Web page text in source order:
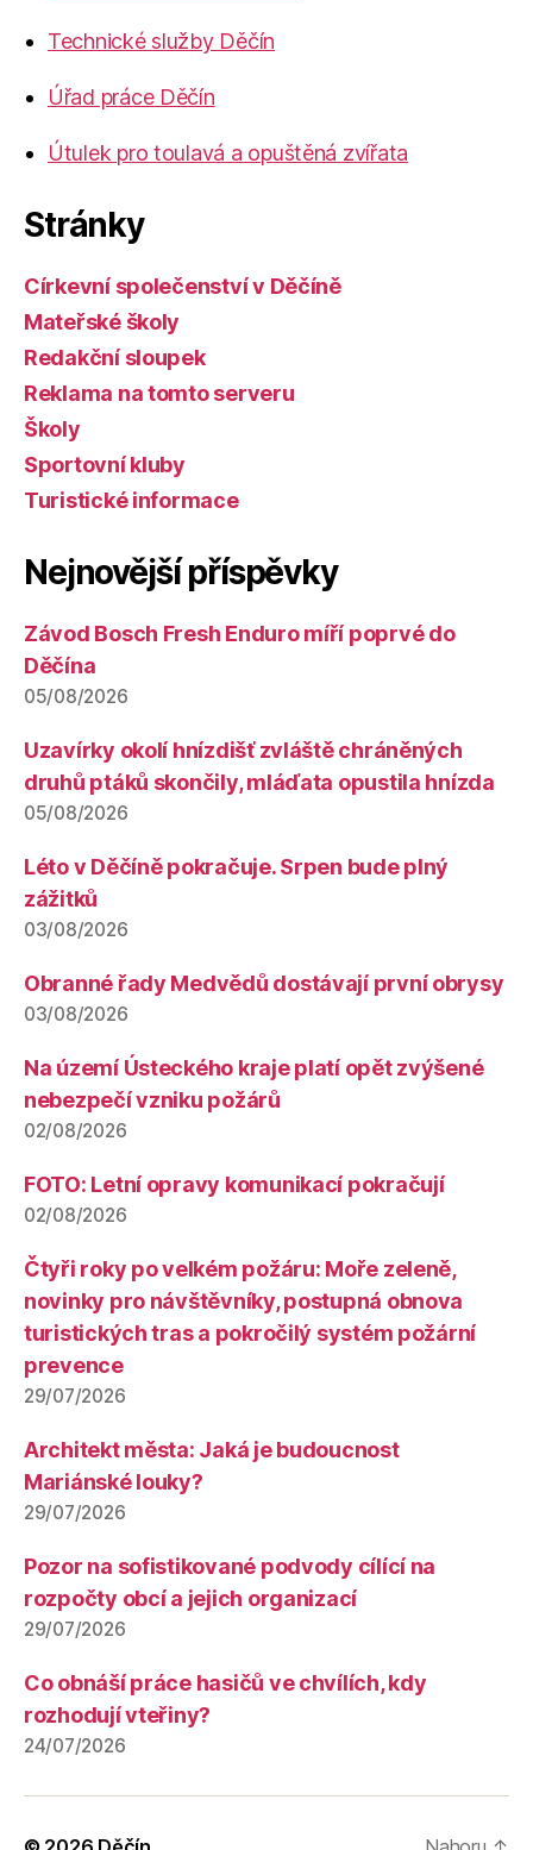
Technické služby Děčín
Úřad práce Děčín
Útulek pro toulavá a opuštěná zvířata
Stránky
Církevní společenství v Děčíně
Mateřské školy
Redakční sloupek
Reklama na tomto serveru
Školy
Sportovní kluby
Turistické informace
Nejnovější příspěvky
Závod Bosch Fresh Enduro míří poprvé do
Děčína
05/08/2026
Uzavírky okolí hnízdišť zvláště chráněných
druhů ptáků skončily, mláďata opustila hnízda
05/08/2026
Léto v Děčíně pokračuje. Srpen bude plný
zážitků
03/08/2026
Obranné řady Medvědů dostávají první obrysy
03/08/2026
Na území Ústeckého kraje platí opět zvýšené
nebezpečí vzniku požárů
02/08/2026
FOTO: Letní opravy komunikací pokračují
02/08/2026
Čtyři roky po velkém požáru: Moře zeleně,
novinky pro návštěvníky, postupná obnova
turistických tras a pokročilý systém požární
prevence
29/07/2026
Architekt města: Jaká je budoucnost
Mariánské louky?
29/07/2026
Pozor na sofistikované podvody cílící na
rozpočty obcí a jejich organizací
29/07/2026
Co obnáší práce hasičů ve chvílích, kdy
rozhodují vteřiny?
24/07/2026